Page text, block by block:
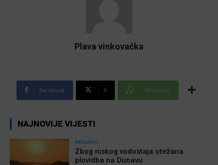
Plava vinkovačka
Facebook X WhatsApp
NAJNOVIJE VIJESTI
Aktualno
Zbog niskog vodostaja otežana
plovidba na Dunavu